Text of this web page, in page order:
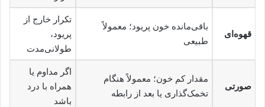
قهوه‌ای
باقی‌مانده خون پریود؛ معمولاً
طبیعی
تکرار خارج از
پریود،
طولانی‌مدت
صورتی
مقدار کم خون؛ معمولاً هنگام
تخمک‌گذاری یا بعد از رابطه
اگر مداوم یا
همراه با درد
باشد